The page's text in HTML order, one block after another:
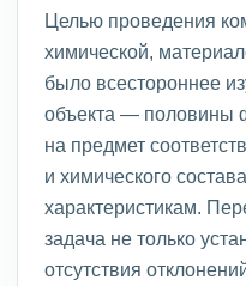
Целью проведения
химической,
было всестороннее
объекта —
на предмет
и химического
характеристикам.
задача не только
отсутствия